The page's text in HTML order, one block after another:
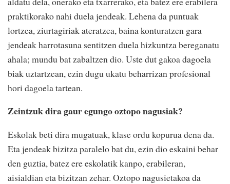
praktikorako nahi duela jendeak. Lehena da puntuak
lortzea, ziurtagiriak ateratzea, baina konturatzen gara
jendeak harrotasuna sentitzen duela hizkuntza bereganatu
ahala; mundu bat zabaltzen dio. Uste dut gakoa dagoela
biak uztartzean, ezin dugu ukatu beharrizan profesional
hori dagoela tartean.
Zeintzuk dira gaur egungo oztopo nagusiak?
Eskolak beti dira mugatuak, klase ordu kopurua dena da.
Eta jendeak bizitza paralelo bat du, ezin dio eskaini behar
den guztia, batez ere eskolatik kanpo, erabileran,
aisialdian eta bizitzan zehar. Oztopo nagusietakoa da